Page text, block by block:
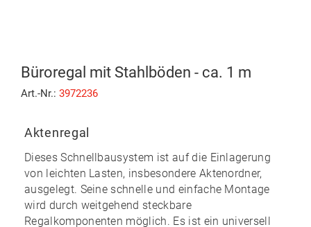
Büroregal mit Stahlböden - ca. 1 m
Art.-Nr.: 3972236
Aktenregal
Dieses Schnellbausystem ist auf die Einlagerung
von leichten Lasten, insbesondere Aktenordner,
ausgelegt. Seine schnelle und einfache Montage
wird durch weitgehend steckbare
Regalkomponenten möglich. Es ist ein universell